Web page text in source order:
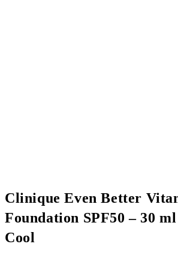
Clinique Even Better
Foundation SPF50 – 30
Cool